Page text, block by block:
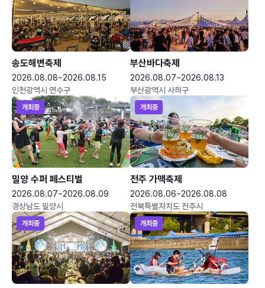
송도해변축제
2026.08.08~2026.08.15
인천광역시 연수구
부산바다축제
2026.08.07~2026.08.13
부산광역시 사하구
개최중
밀양 수퍼 페스티벌
2026.08.07~2026.08.09
경상남도 밀양시
개최중
전주 가맥축제
2026.08.06~2026.08.08
전북특별자치도 전주시
개최중 개최중